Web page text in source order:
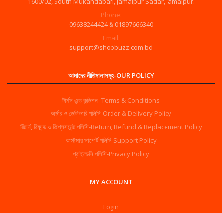
Phone:
09638244424 & 01897666340
Email:
support@shopbuzz.com.bd
আমাদের নীতিমালাসমূহ-OUR POLICY
টার্মস এন্ড কন্ডিশন -Terms & Conditions
অর্ডার ও ডেলিভারি পলিসি-Order & Delivery Policy
রিটার্ন, রিফান্ড ও রিপ্লেসমেন্ট পলিসি-Return, Refund & Replacement Policy
কাস্টমার সাপোর্ট পলিসি-Support Policy
প্রাইভেসি পলিসি-Privacy Policy
MY ACCOUNT
Login